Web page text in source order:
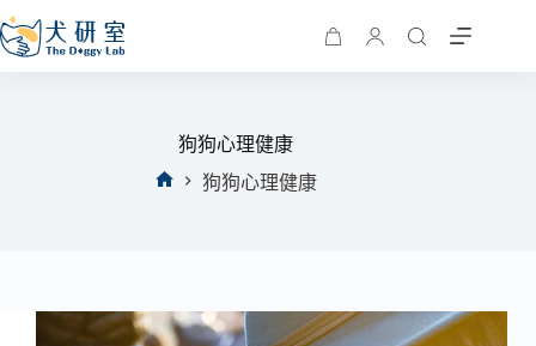
狗狗心理健康
狗狗心理健康